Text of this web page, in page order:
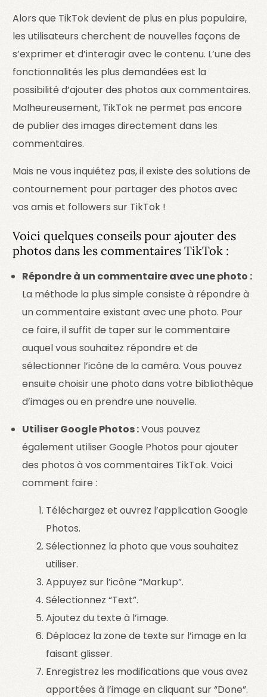
Alors que TikTok devient de plus en plus populaire,
les utilisateurs cherchent de nouvelles façons de
s’exprimer et d’interagir avec le contenu. L’une des
fonctionnalités les plus demandées est la
possibilité d’ajouter des photos aux commentaires.
Malheureusement, TikTok ne permet pas encore
de publier des images directement dans les
commentaires.
Mais ne vous inquiétez pas, il existe des solutions de
contournement pour partager des photos avec
vos amis et followers sur TikTok !
Voici quelques conseils pour ajouter des
photos dans les commentaires TikTok :
Répondre à un commentaire avec une photo :
La méthode la plus simple consiste à répondre à
un commentaire existant avec une photo. Pour
ce faire, il suffit de taper sur le commentaire
auquel vous souhaitez répondre et de
sélectionner l’icône de la caméra. Vous pouvez
ensuite choisir une photo dans votre bibliothèque
d’images ou en prendre une nouvelle.
Utiliser Google Photos :Vous pouvez
également utiliser Google Photos pour ajouter
des photos à vos commentaires TikTok. Voici
comment faire :
Téléchargez et ouvrez l’application Google
Photos.
Sélectionnez la photo que vous souhaitez
utiliser.
Appuyez sur l’icône “Markup”.
Sélectionnez “Text”.
Ajoutez du texte à l’image.
Déplacez la zone de texte sur l’image en la
faisant glisser.
Enregistrez les modifications que vous avez
apportées à l’image en cliquant sur “Done”.